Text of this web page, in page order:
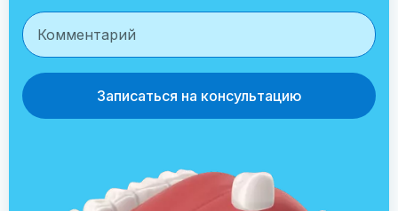
Записаться на консультацию